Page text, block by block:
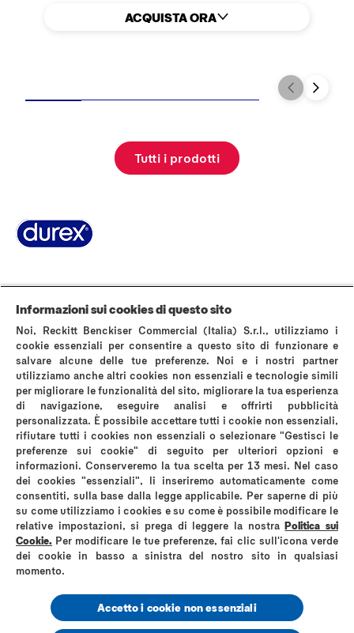
ACQUISTA ORA
Tutti i prodotti
La storia di DurexDomande FrequentiArea stampa
Contattaci
Politica sui cookiesAvviso sulla Privacy
Termini & Condizioni di Utilizzo del Sito Web
Privacy A luci acceseInformativa privacy instagram
Mappa del sito
*comparati con i normali preservativi in lattice Durex
Reckitt Benckiser Healthcare (Italia) S.p.A
Via G. Spadolini, n. 7 – 20141 Milano
Partita IVA 01768930131
Codice Fiscale e Numero di iscrizione al registro delle imprese di Milano
Monza Brianza Lodi 06325010152
Capitale sociale Euro 3.620.000 i.v. Socio unico Reckitt Benckiser Holdings
(Italia) S.r.l.
www.durex.co.uk
Informazioni sui cookies di questo sito
Noi, Reckitt Benckiser Commercial (Italia) S.r.l., utilizziamo i
cookie essenziali per consentire a questo sito di funzionare e
salvare alcune delle tue preferenze. Noi e i nostri partner
utilizziamo anche altri cookies non essenziali e tecnologie simili
per migliorare le funzionalità del sito, migliorare la tua esperienza
di navigazione, eseguire analisi e offrirti pubblicità
personalizzata. È possibile accettare tutti i cookie non essenziali,
rifiutare tutti i cookies non essenziali o selezionare "Gestisci le
preferenze sui cookie" di seguito per ulteriori opzioni e
informazioni. Conserveremo la tua scelta per 13 mesi. Nel caso
dei cookies "essenziali", li inseriremo automaticamente come
consentiti, sulla base dalla legge applicabile. Per saperne di più
su come utilizziamo i cookies e su come è possibile modificare le
relative impostazioni, si prega di leggere la nostraPolitica sui
Cookie. Per modificare le tue preferenze, fai clic sull'icona verde
dei cookie in basso a sinistra del nostro sito in qualsiasi
momento.
Accetto i cookie non essenziali